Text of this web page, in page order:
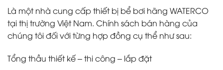
Là một nhà cung cấp thiết bị bể bơi hãng WATERCO
tại thị trường Việt Nam. Chính sách bán hàng của
chúng tôi đối với từng hợp đồng cụ thể như sau:
Tổng thầu thiết kế – thi công – lắp đặt